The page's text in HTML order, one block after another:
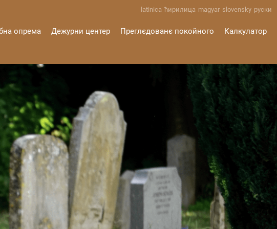
latinica ћирилица magyar slovensky руски
опрема Дежурни центер Преглєдованє покойного Калкулатор